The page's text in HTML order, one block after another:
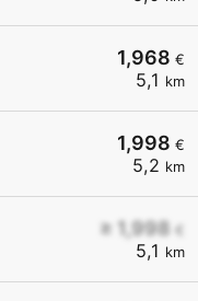
1,968 €
5,1 km
1,998 €
5,2 km
≥ 1,998 €
5,1 km